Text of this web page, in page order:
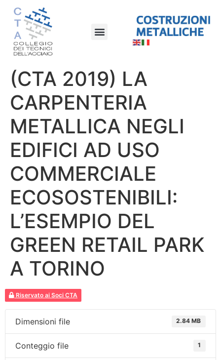
(CTA 2019) LA
CARPENTERIA
METALLICA NEGLI
EDIFICI AD USO
COMMERCIALE
ECOSOSTENIBILI:
L’ESEMPIO DEL
GREEN RETAIL PARK
A TORINO
Riservato ai Soci CTA
Dimensioni file 2.84 MB
Conteggio file 1